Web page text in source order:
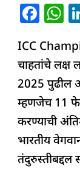
F
c
e
b
o
o
k
s
A
p
p
ICC
चाहतांचे लक्ष
2025 पुढील
म्हणजेच 11
करण्याची
भारतीय